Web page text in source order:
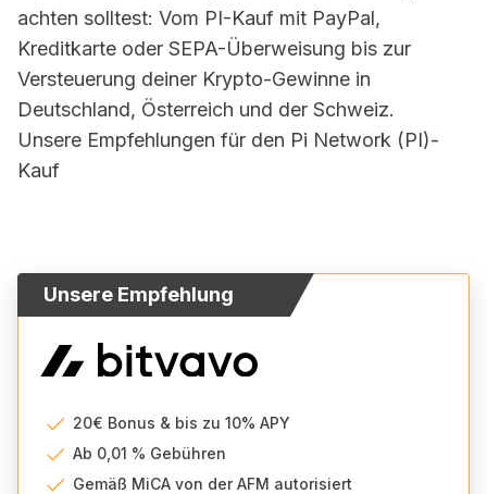
achten solltest: Vom PI-Kauf mit PayPal,
Kreditkarte oder SEPA-Überweisung bis zur
Versteuerung deiner Krypto-Gewinne in
Deutschland, Österreich und der Schweiz.
Unsere Empfehlungen für den Pi Network (PI)-
Kauf
Unsere Empfehlung
20€ Bonus & bis zu 10% APY
Ab 0,01 % Gebühren
Gemäß MiCA von der AFM autorisiert